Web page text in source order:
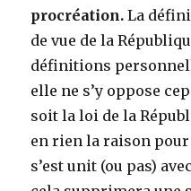
procréation. La
de vue de la
définitions
elle ne s’y oppose
soit la loi de la
en rien la raison
s’est unit (ou pas)